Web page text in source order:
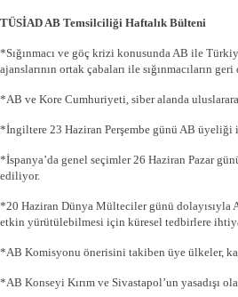
TÜSİAD AB Temsilciliği Haftalık Bülteni
*Sığınmacı ve göç krizi konusunda AB ile
ajanslarının ortak çabaları ile sığınmacıların
*AB ve Kore Cumhuriyeti, siber alanda
*İngiltere 23 Haziran Perşembe günü AB üyeliği
*İspanya’da genel seçimler 26 Haziran Pazar
ediliyor.
*20 Haziran Dünya Mülteciler günü dolayısıyla
etkin yürütülebilmesi için küresel tedbirlere
*AB Komisyonu önerisini takiben üye ülkeler,
*AB Konseyi Kırım ve Sivastapol’un yasadışı